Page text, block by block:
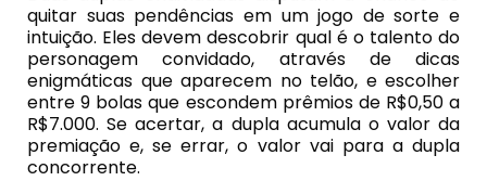
quitar suas pendências em um jogo de sorte e
intuição. Eles devem descobrir qual é o talento do
personagem convidado, através de dicas
enigmáticas que aparecem no telão, e escolher
entre 9 bolas que escondem prêmios de R$0,50 a
R$7.000. Se acertar, a dupla acumula o valor da
premiação e, se errar, o valor vai para a dupla
concorrente.